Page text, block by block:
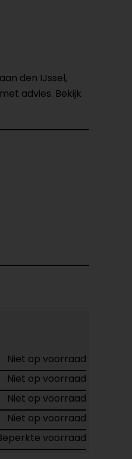
den IJssel,
advies. Bekijk
Niet op voorraad
Niet op voorraad
Niet op voorraad
Niet op voorraad
voorraad